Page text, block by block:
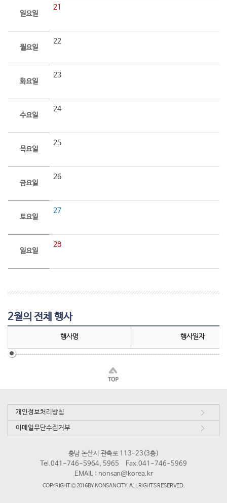
일요일
21
월요일
22
화요일
23
수요일
24
목요일
25
금요일
26
토요일
27
일요일
28
2월의 전체 행사
행사명 행사일자
개인정보처리방침
이메일무단수집거부
충남 논산시 관촉로 113-23(3층)
Tel.041-746-5964, 5965
Fax.041-746-5969
EMAIL : nonsan@korea.kr
COPYRIGHT © 2016 BY NONSAN CITY. ALL RIGHTS RESERVED.